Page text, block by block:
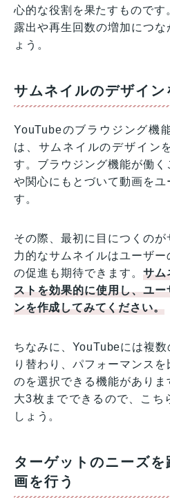
心的な役割を果たすもので
露出や再生回数の増加につ
ょう。
サムネイルのデザイン
YouTubeのブラウジング機
は、サムネイルのデザイン
す。ブラウジング機能が働
や関心にもとづいて動画をユ
す。
その際、最初に目につくの
力的なサムネイルはユーザ
の促進も期待できます。サム
ストを効果的に使用し、ユ
ンを作成してみてください。
ちなみに、YouTubeには複
り替わり、パフォーマンス
のを選択できる機能があり
大3枚までできるので、こち
しょう。
ターゲットのニーズ
画を行う